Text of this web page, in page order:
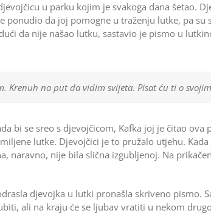
u parku kojim je svakoga dana šetao.
ponudio da joj pomogne u traženju lutke, pa su
da nije našao lutku, sastavio je pismo u
Krenuh na put da vidim svijeta. Pisat ću ti o
bi se sreo s djevojčicom, Kafka joj je čitao ova
lutke. Djevojčici je to pružalo utjehu.
naravno, nije bila slična izgubljenoj. Na
djevojka u lutki pronašla skriveno pismo.
ali na kraju će se ljubav vratiti u nekom